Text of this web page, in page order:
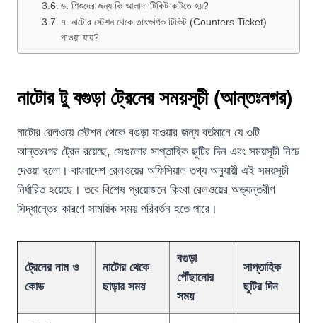
৬. শিশুদের জন্য কি আলাদা টিকিট কাটতে হয়?
৭. নাটোর স্টেশন থেকে তাৎক্ষণিক টিকিট (Counters Ticket)
পাওয়া যায়?
নাটোর টু বগুড়া ট্রেনের সময়সূচী (আন্তঃনগর)
নাটোর রেলওয়ে স্টেশন থেকে বগুড়া যাওয়ার জন্য বর্তমানে যে ৩টি
আন্তঃনগর ট্রেন রয়েছে, সেগুলোর সাপ্তাহিক ছুটির দিন এবং সময়সূচী নিচে
দেওয়া হলো। বাংলাদেশ রেলওয়ের অফিসিয়াল তথ্য অনুযায়ী এই সময়সূচী
নির্ধারিত হয়েছে। তবে বিশেষ প্রয়োজনে কিংবা রেলওয়ের অভ্যন্তরীণ
সিদ্ধান্তের কারণে সাময়িক সময় পরিবর্তন হতে পারে।
ট্রেনের নাম ও
কোড
নাটোর থেকে
ছাড়ার সময়
বগুড়া
পৌঁছানোর
সময়
সাপ্তাহিক
ছুটির দিন